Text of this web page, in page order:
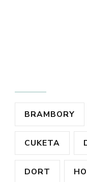
BRAMBORY
CUKETA
DORT